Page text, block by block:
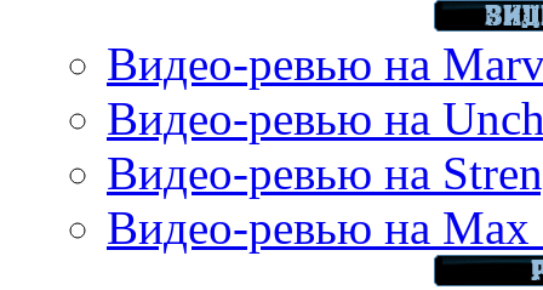
Видео-ревью на
Видео-ревью на
Видео-ревью на
Видео-ревью на Max